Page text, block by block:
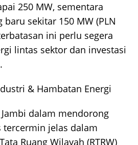
250 MW, sementara
sekitar 150 MW (PLN
ini perlu segera
lintas sektor dan investasi
& Hambatan Energi
dalam mendorong
jelas dalam
Ruang Wilayah (RTRW)